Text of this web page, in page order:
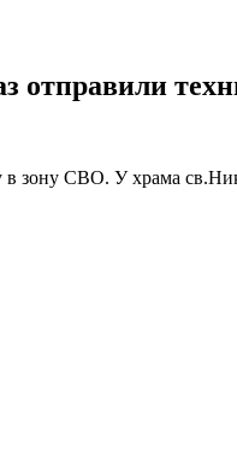
отправили
зону СВО. У храма